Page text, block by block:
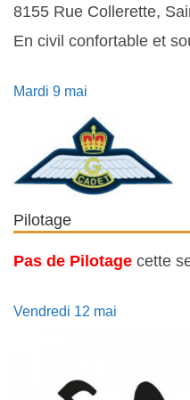
8155 Rue Collerette,
En civil confortable et
Mardi 9 mai
Pilotage
Pas de Pilotage cette
Vendredi 12 mai